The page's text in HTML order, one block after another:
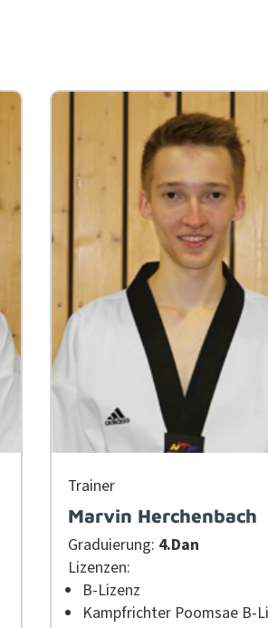
Train­er
Marvin Herchenbach
Graduierung: 4.Dan
Lizen­zen:
B‑Lizenz
Kampfrichter Poom­sae